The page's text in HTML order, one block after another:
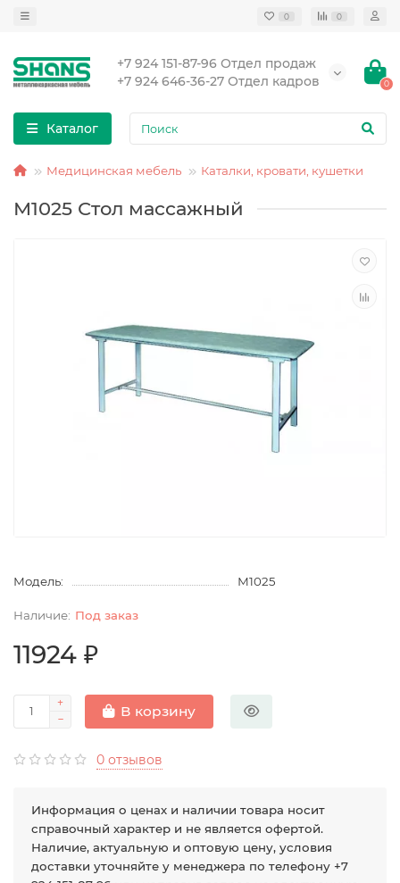
0 0
+7 924 151-87-96 Отдел продаж
+7 924 646-36-27 Отдел кадров
0
Каталог
Медицинская мебель Каталки, кровати, кушетки
М1025 Стол массажный
Модель: М1025
Под заказ
11924 ₽
В корзину
0 отзывов
Информация о ценах и наличии товара носит
справочный характер и не является офертой.
Наличие, актуальную и оптовую цену, условия
доставки уточняйте у менеджера по телефону +7